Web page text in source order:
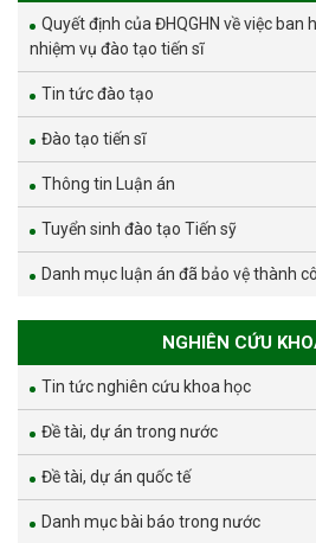
Quyết định của ĐHQGHN về việc
nhiệm vụ đào tạo tiến sĩ
Tin tức đào tạo
Đào tạo tiến sĩ
Thông tin Luận án
Tuyển sinh đào tạo Tiến sỹ
Danh mục luận án đã bảo vệ thành
NGHIÊN CỨU
Tin tức nghiên cứu khoa học
Đề tài, dự án trong nước
Đề tài, dự án quốc tế
Danh mục bài báo trong nước